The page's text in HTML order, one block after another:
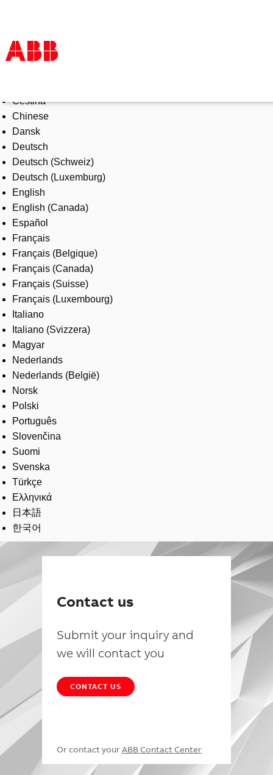
Products & Solutions
Industries
Services
About us
Where to buy
Contact us
Careers
Čeština
Chinese
Dansk
Deutsch
Deutsch (Schweiz)
Deutsch (Luxemburg)
English
English (Canada)
Español
Français
Français (Belgique)
Français (Canada)
Français (Suisse)
Français (Luxembourg)
Italiano
Italiano (Svizzera)
Magyar
Nederlands
Nederlands (België)
Norsk
Polski
Português
Slovenčina
Suomi
Svenska
Türkçe
Ελληνικά
日本語
한국어
Contact us
Submit your inquiry and
we will contact you
CONTACT US
Or contact your ABB Contact Center